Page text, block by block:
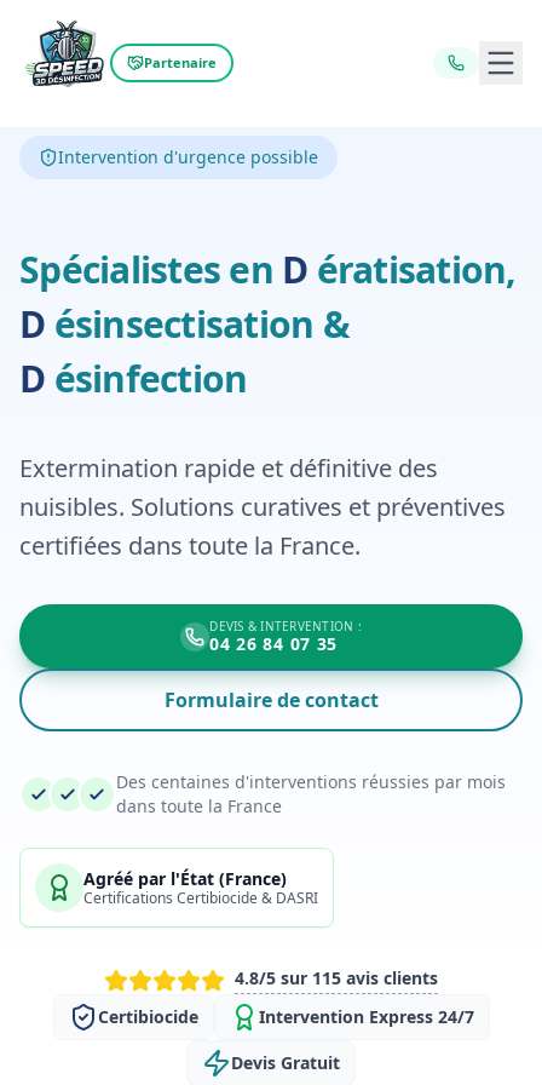
Partenaire
Intervention d'urgence possible
Spécialistes en Dératisation,
D ératisation,
D ésinsectisation &
D ésinfection
Extermination rapide et définitive des
nuisibles. Solutions curatives et préventives
certifiées dans toute la France.
DEVIS & INTERVENTION :
04 26 84 07 35
Formulaire de contact
Des centaines d'interventions réussies par mois
dans toute la France
Agréé par l'État (France)
Certifications Certibiocide & DASRI
4.8/5 sur 115 avis clients
Certibiocide
Intervention Express 24/7
Devis Gratuit